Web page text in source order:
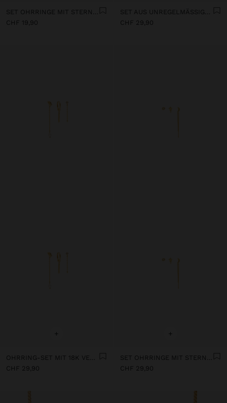
CHF 19,90
CHF 29,90
+
OHRRING-SET MIT 18K VERGOLDETER PERLE
CHF 29,90
+
SET OHRRINGE MIT STERNMOTIVEN, 18K VERGOLDET
CHF 29,90